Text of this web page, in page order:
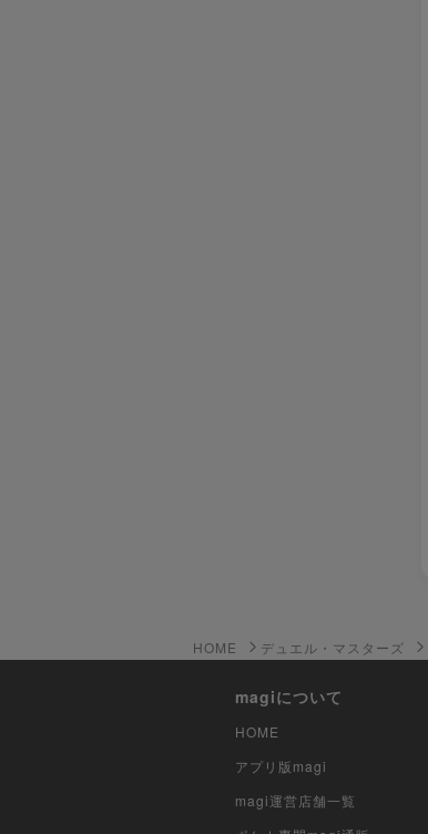
HOME デュエル・マスターズ
magiについて
HOME
アプリ版magi
magi運営店舗一覧